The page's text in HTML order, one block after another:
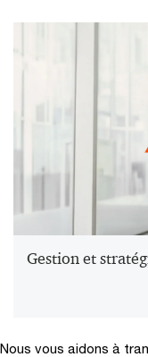
Gestion et
Nous vous aidons à